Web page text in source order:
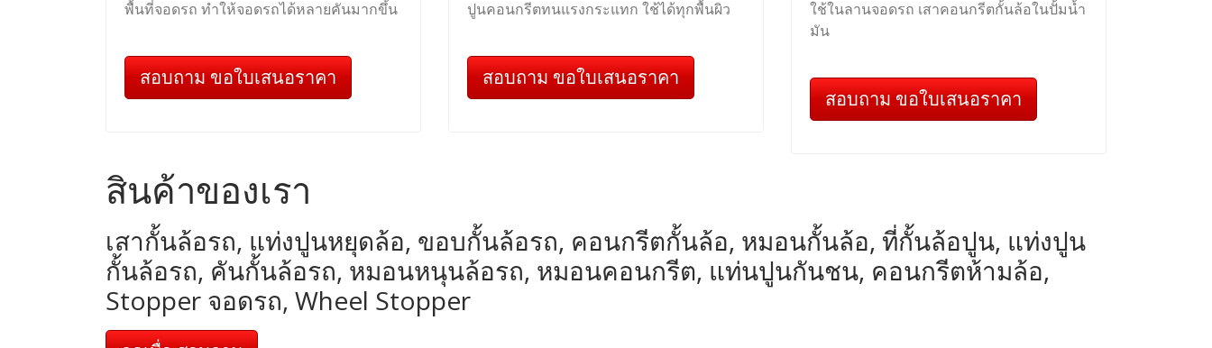
พื้นที่จอดรถ ทำให้จอดรถได้หลายคันมากขึ้น
สอบถาม ขอใบเสนอราคา
ปูนคอนกรีตทนแรงกระแทก ใช้ได้ทุกพื้นผิว
สอบถาม ขอใบเสนอราคา
ใช้ในลานจอดรถ เสาคอนกรีตกั้นล้อในปั้มน้ำ
มัน
สอบถาม ขอใบเสนอราคา
สินค้าของเรา
เสากั้นล้อรถ, แท่งปูนหยุดล้อ, ขอบกั้นล้อรถ, คอนกรีตกั้นล้อ, หมอนกั้นล้อ, ที่กั้นล้อปูน, แท่งปูน
กั้นล้อรถ, คันกั้นล้อรถ, หมอนหนุนล้อรถ, หมอนคอนกรีต, แท่นปูนกันชน, คอนกรีตห้ามล้อ,
Stopper จอดรถ, Wheel Stopper